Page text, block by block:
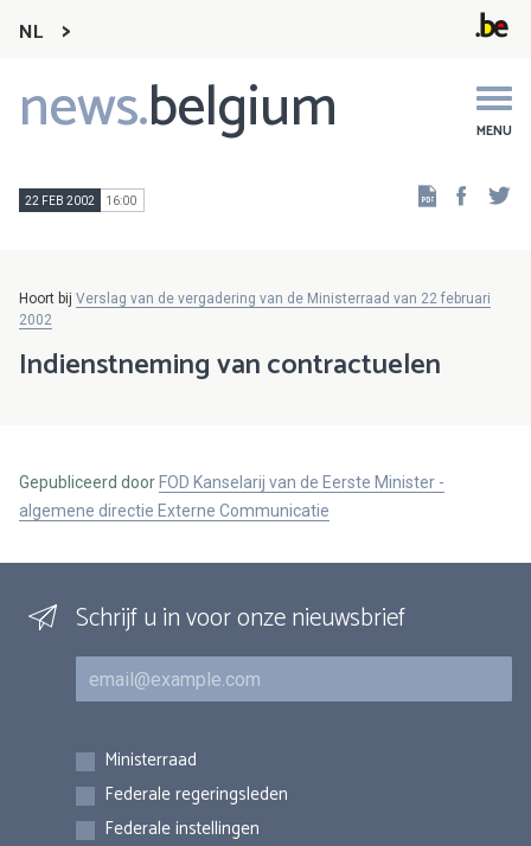
NL
news.belgium MENU
Main
navigation
22 FEB 2002 16:00
Hoort bij Verslag van de vergadering van de Ministerraad van 22 februari
2002
Indienstneming van contractuelen
Gepubliceerd door FOD Kanselarij van de Eerste Minister -
algemene directie Externe Communicatie
Schrijf u in voor onze nieuwsbrief
E-mail
Inschrijvingen
Ministerraad
Federale regeringsleden
Federale instellingen